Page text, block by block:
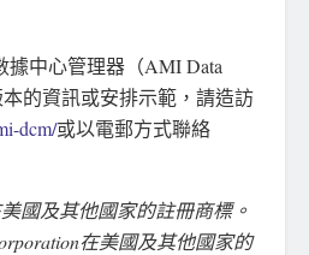
中心管理器（AMI Data
本的資訊或安排示範，請造訪
dcm/或以電郵方式聯絡
國及其他國家的註冊商標。
在美國及其他國家的